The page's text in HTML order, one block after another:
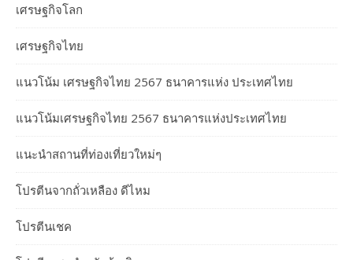
เศรษฐกิจโลก
เศรษฐกิจไทย
แนวโน้ม เศรษฐกิจไทย 2567 ธนาคารแห่ง ประเทศไทย
แนวโน้มเศรษฐกิจไทย 2567 ธนาคารแห่งประเทศไทย
แนะนำสถานที่ท่องเที่ยวใหม่ๆ
โปรตีนจากถั่วเหลือง ดีไหม
โปรตีนเชค